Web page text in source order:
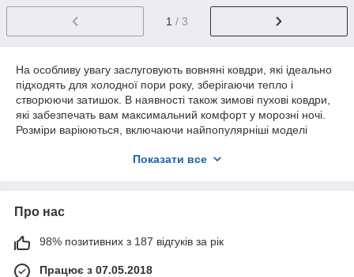
1 / 3
На особливу увагу заслуговують вовняні ковдри, які ідеально
підходять для холодної пори року, зберігаючи тепло і
створюючи затишок. В наявності також зимові пухові ковдри,
які забезпечать вам максимальний комфорт у морозні ночі.
Розміри варіюються, включаючи найпопулярніші моделі
Купити двоспальні ковдри або вибрати підходящий варіант
Показати все
Про нас
98% позитивних з 187 відгуків за рік
Працює з 07.05.2018